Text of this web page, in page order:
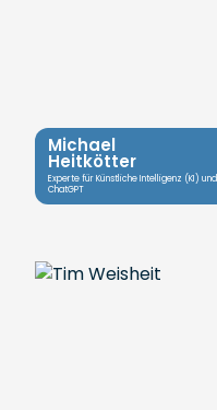
Michael
Heitkötter
Experte für Künstliche Intelligenz (KI) und
ChatGPT